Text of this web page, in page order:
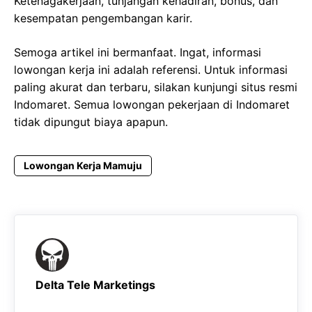
kesempatan pengembangan karir.
Semoga artikel ini bermanfaat. Ingat, informasi
lowongan kerja ini adalah referensi. Untuk informasi
paling akurat dan terbaru, silakan kunjungi situs resmi
Indomaret. Semua lowongan pekerjaan di Indomaret
tidak dipungut biaya apapun.
Lowongan Kerja Mamuju
Delta Tele Marketings